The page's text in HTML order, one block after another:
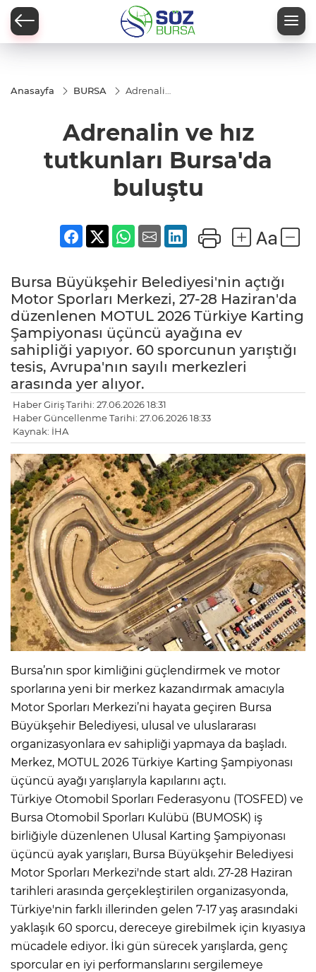
Anasayfa BURSA
Adrenalin
Bursa'da
buluştu
Adrenalin ve hız
tutkunları Bursa'da
buluştu
Bursa Büyükşehir Belediyesi'nin açtığı
Motor Sporları Merkezi, 27-28 Haziran'da
düzenlenen MOTUL 2026 Türkiye Karting
Şampiyonası üçüncü ayağına ev
sahipliği yapıyor. 60 sporcunun yarıştığı
tesis, Avrupa'nın sayılı merkezleri
arasında yer alıyor.
Haber Giriş Tarihi: 27.06.2026 18:31
Haber Güncellenme Tarihi: 27.06.2026 18:33
Kaynak: İHA
Bursa’nın spor kimliğini güçlendirmek ve motor
sporlarına yeni bir merkez kazandırmak amacıyla
Motor Sporları Merkezi’ni hayata geçiren Bursa
Büyükşehir Belediyesi, ulusal ve uluslararası
organizasyonlara ev sahipliği yapmaya da başladı.
Merkez, MOTUL 2026 Türkiye Karting Şampiyonası
üçüncü ayağı yarışlarıyla kapılarını açtı.
Türkiye Otomobil Sporları Federasyonu (TOSFED) ve
Bursa Otomobil Sporları Kulübü (BUMOSK) iş
birliğiyle düzenlenen Ulusal Karting Şampiyonası
üçüncü ayak yarışları, Bursa Büyükşehir Belediyesi
Motor Sporları Merkezi'nde start aldı. 27-28 Haziran
tarihleri arasında gerçekleştirilen organizasyonda,
Türkiye'nin farklı illerinden gelen 7-17 yaş arasındaki
yaklaşık 60 sporcu, dereceye girebilmek için kıyasıya
mücadele ediyor. İki gün sürecek yarışlarda, genç
sporcular en iyi performanslarını sergilemeye